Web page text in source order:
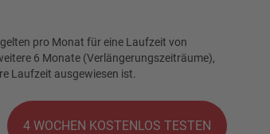
pro Monat für eine Laufzeit von
6 Monate (Verlängerungszeiträume),
Laufzeit ausgewiesen ist.
4 WOCHEN KOSTENLOS TESTEN